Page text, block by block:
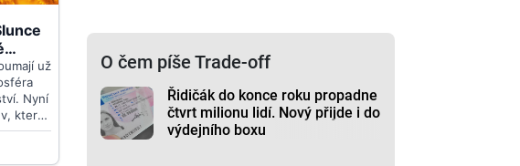
O čem píše Trade-off
Řidičák do konce roku propadne
čtvrt milionu lidí. Nový přijde i do
výdejního boxu